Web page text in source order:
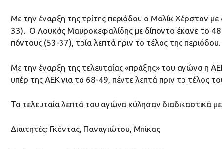
Mε την έναρξη της τρίτης περιόδου ο Μαλίκ Χέρστον
33). Ο Λουκάς Μαυροκεφαλίδης με δίποντο έκανε το
πόντους (53-37), τρία λεπτά πριν το τέλος της
Με την έναρξη της τελευταίας «πράξης» του αγώνα η
υπέρ της ΑΕΚ για το 68-49, πέντε λεπτά πριν το τέλος
Τα τελευταία λεπτά του αγώνα κύλησαν διαδικαστικά
Διαιτητές: Γκόντας, Παναγιώτου, Μπίκας